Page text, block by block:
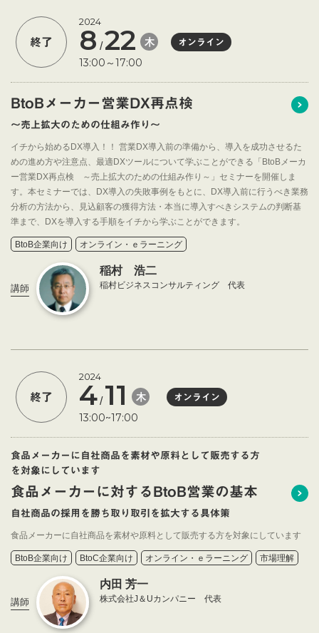
終了
2024
8 /22 木
13:00～17:00
オンライン
BtoBメーカー営業DX再点検
～売上拡大のための仕組み作り～
イチから始めるDX導入！！ 営業DX導入前の準備から、導入を成功させるた
めの進め方や注意点、最適DXツールについて学ぶことができる「BtoBメーカ
ー営業DX再点検 ～売上拡大のための仕組み作り～」セミナーを開催しま
す。本セミナーでは、DX導入の失敗事例をもとに、DX導入前に行うべき業務
分析の方法から、見込顧客の獲得方法・本当に導入すべきシステムの判断基
準まで、DXを導入する手順をイチから学ぶことができます。
BtoB企業向け オンライン・ｅラーニング
講師
稲村 浩二
稲村ビジネスコンサルティング 代表
終了
2024
4/ 11 木
13:00~17:00
オンライン
食品メーカーに自社商品を素材や原料として販売する方
を対象にしています
食品メーカーに対するBtoB営業の基本
自社商品の採用を勝ち取り取引を拡大する具体策
食品メーカーに自社商品を素材や原料として販売する方を対象にしています
BtoB企業向け BtoC企業向け オンライン・ｅラーニング 市場理解
講師
内田 芳一
株式会社J＆Uカンパニー 代表